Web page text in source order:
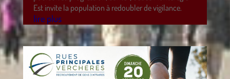
Est invite la population à redoubler de vigilance.
lire plus